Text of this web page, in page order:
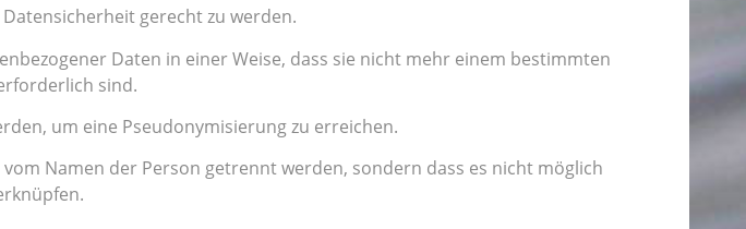
gerecht zu werden.
Daten in einer Weise, dass sie nicht mehr einem bestimmten
sind.
um eine Pseudonymisierung zu erreichen.
Namen der Person getrennt werden, sondern dass es nicht möglich